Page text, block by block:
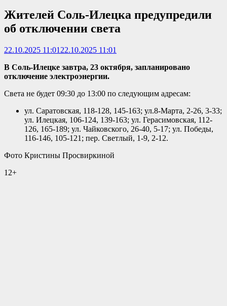
Жителей Соль-Илецка предупредили
об отключении света
22.10.2025 11:01 22.10.2025 11:01
В Соль-Илецке завтра, 23 октября, запланировано
отключение электроэнергии.
Света не будет 09:30 до 13:00 по следующим адресам:
ул. Саратовская, 118-128, 145-163; ул.8-Марта, 2-26, 3-33;
ул. Илецкая, 106-124, 139-163; ул. Герасимовская, 112-
126, 165-189; ул. Чайковского, 26-40, 5-17; ул. Победы,
116-146, 105-121; пер. Светлый, 1-9, 2-12.
Фото Кристины Просвиркиной
12+